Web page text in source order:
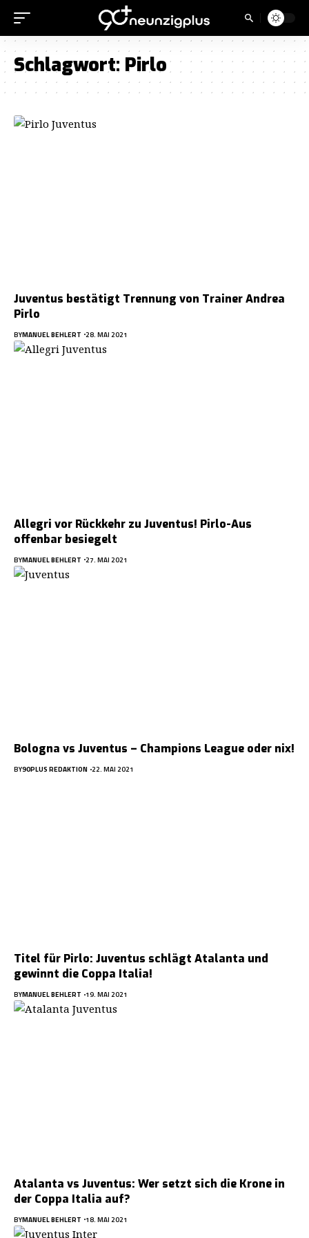
Schlagwort: Pirlo
Juventus bestätigt Trennung von Trainer Andrea
Pirlo
BYMANUEL BEHLERT 28. MAI 2021
Allegri vor Rückkehr zu Juventus! Pirlo-Aus
offenbar besiegelt
BYMANUEL BEHLERT 27. MAI 2021
Bologna vs Juventus – Champions League oder nix!
BY90PLUS REDAKTION 22. MAI 2021
Titel für Pirlo: Juventus schlägt Atalanta und
gewinnt die Coppa Italia!
BYMANUEL BEHLERT 19. MAI 2021
Atalanta vs Juventus: Wer setzt sich die Krone in
der Coppa Italia auf?
BYMANUEL BEHLERT 18. MAI 2021